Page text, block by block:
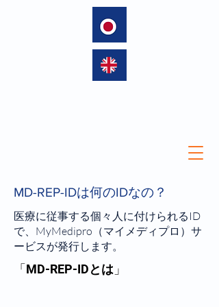
MD-REP-IDは何のIDなの？
医療に従事する個々人に付けられるID
で、MyMedipro（マイメディプロ）サ
ービスが発行します。
「MD-REP-IDとは 」